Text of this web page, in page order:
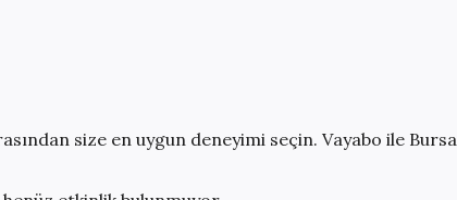
size en uygun deneyimi seçin. Vayabo ile Bursa